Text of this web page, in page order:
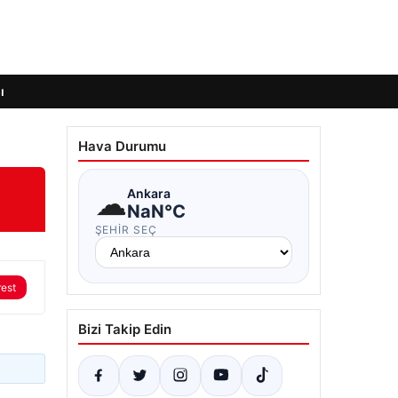
Hava Durumu
☁Ankara
NaN°C
ŞEHIR SEÇ
Bizi Takip Edin